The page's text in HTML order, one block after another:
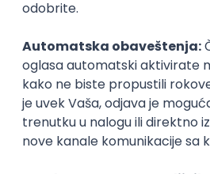
Operater za
pacijentima